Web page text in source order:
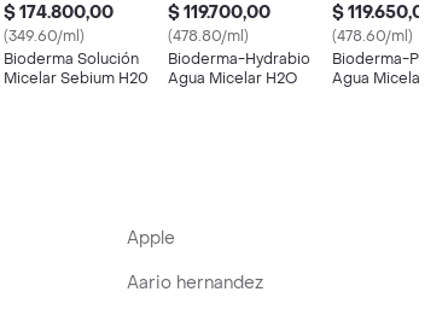
$ 174.800,00
(349.60/ml)
Bioderma Solución
Micelar Sebium H20
$ 119.700,00
(478.80/ml)
Bioderma-Hydrabio
Agua Micelar H2O
$ 119.650,00
(478.60/ml)
Bioderma-
Agua Micelar
Apple
Aario hernandez